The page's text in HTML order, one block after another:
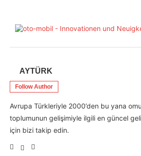
AYTÜRK
Follow Author
Avrupa Türkleriyle 2000’den bu yana
toplumunun gelişimiyle ilgili en güncel
için bizi takip edin.